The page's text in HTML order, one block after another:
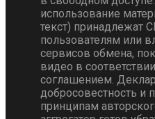
использование
текст) принадлежат
пользователям или
сервисов обмена,
видео в
соглашением.
добросовестность и
принципам